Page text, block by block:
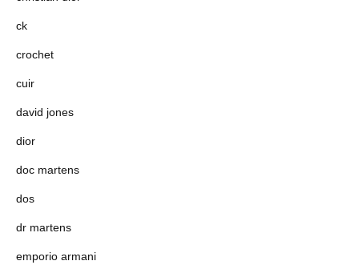
ck
crochet
cuir
david jones
dior
doc martens
dos
dr martens
emporio armani